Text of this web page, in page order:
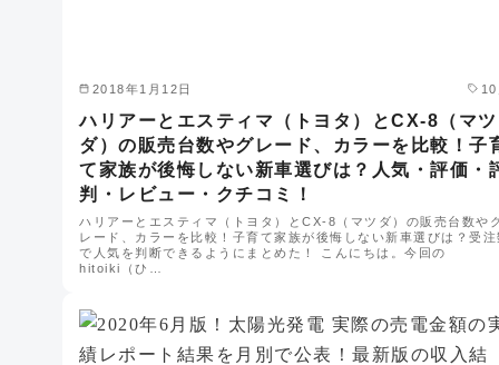
2018年1月12日 10
ハリアーとエスティマ（トヨタ）とCX-8（マツ
ダ）の販売台数やグレード、カラーを比較！子
て家族が後悔しない新車選びは？人気・評価・
判・レビュー・クチコミ！
ハリアーとエスティマ（トヨタ）とCX-8（マツダ）の販売台数や
レード、カラーを比較！子育て家族が後悔しない新車選びは？受注
で人気を判断できるようにまとめた！ こんにちは。今回の
hitoiki（ひ…